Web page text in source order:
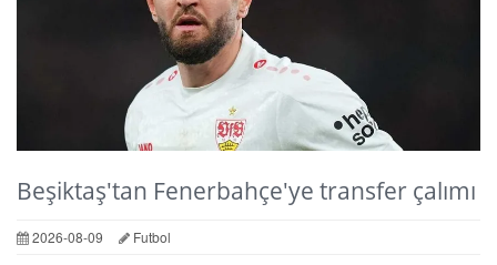
Beşiktaş'tan Fenerbahçe'ye transfer çalımı
2026-08-09 Futbol